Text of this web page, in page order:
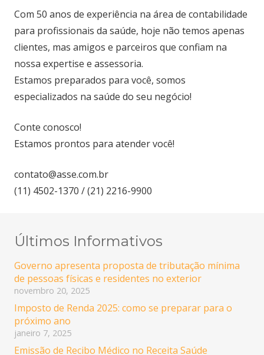
Com 50 anos de experiência na área de contabilidade
para profissionais da saúde, hoje não temos apenas
clientes, mas amigos e parceiros que confiam na
nossa expertise e assessoria.
Estamos preparados para você, somos
especializados na saúde do seu negócio!
Conte conosco!
Estamos prontos para atender você!
contato@asse.com.br
(11) 4502-1370 / (21) 2216-9900
Últimos Informativos
Governo apresenta proposta de tributação mínima
de pessoas físicas e residentes no exterior
novembro 20, 2025
Imposto de Renda 2025: como se preparar para o
próximo ano
janeiro 7, 2025
Emissão de Recibo Médico no Receita Saúde